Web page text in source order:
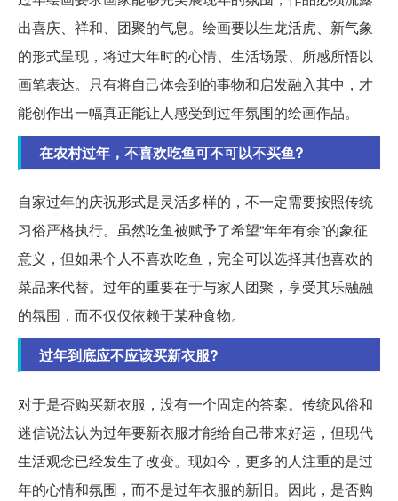
出喜庆、祥和、团聚的气息。绘画要以生龙活虎、新气象
的形式呈现，将过大年时的心情、生活场景、所感所悟以
画笔表达。只有将自己体会到的事物和启发融入其中，才
能创作出一幅真正能让人感受到过年氛围的绘画作品。
在农村过年，不喜欢吃鱼可不可以不买鱼?
自家过年的庆祝形式是灵活多样的，不一定需要按照传统
习俗严格执行。虽然吃鱼被赋予了希望“年年有余”的象征
意义，但如果个人不喜欢吃鱼，完全可以选择其他喜欢的
菜品来代替。过年的重要在于与家人团聚，享受其乐融融
的氛围，而不仅仅依赖于某种食物。
过年到底应不应该买新衣服?
对于是否购买新衣服，没有一个固定的答案。传统风俗和
迷信说法认为过年要新衣服才能给自己带来好运，但现代
生活观念已经发生了改变。现如今，更多的人注重的是过
年的心情和氛围，而不是过年衣服的新旧。因此，是否购